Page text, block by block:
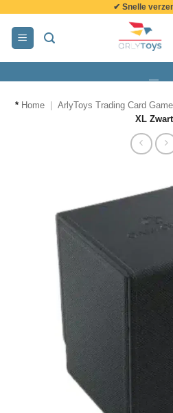
inhoud
✔ Snelle
* Home ArlyToys Trading Card
XL Zwart